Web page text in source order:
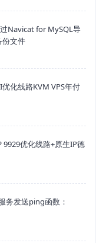
Navicat for MySQL导
份文件
化线路KVM VPS年付
优化线路+原生IP德
务发送ping函数：